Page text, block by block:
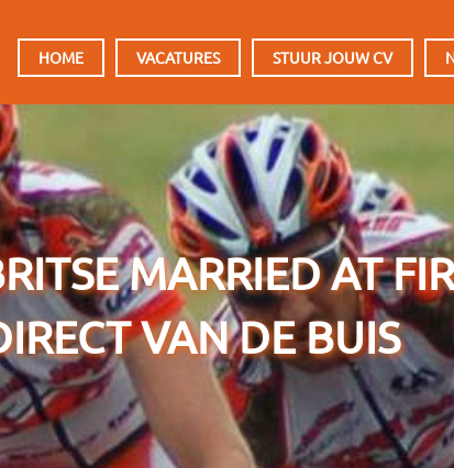
HOME VACATURES STUUR JOUW CV
MARRIED AT
VAN DE BUIS